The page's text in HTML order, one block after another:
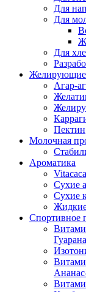
Для
Для
Для
Желирующие
Агар-
Пектин
Молочная
Ароматика
Сухие
Сухие
Спортивное
Гуарана